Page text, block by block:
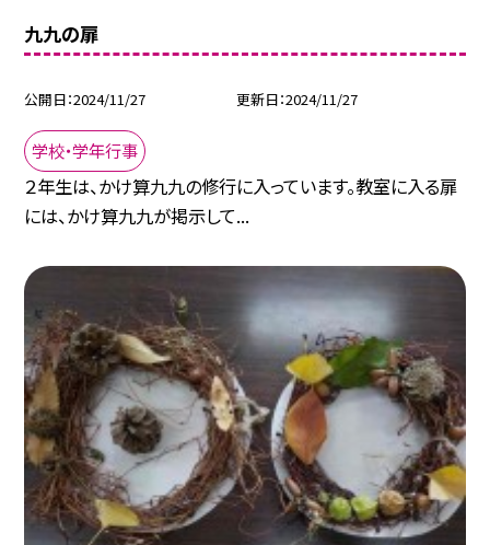
九九の扉
公開日 2024/11/27 更新日 2024/11/27
学校・学年行事
２年生は、かけ算九九の修行に入っています。教室に入る扉
には、かけ算九九が掲示して...